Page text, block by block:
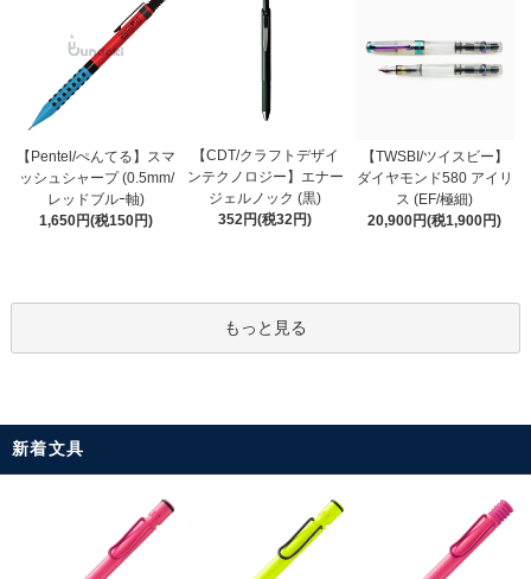
【Pentel/ぺんてる】スマ
ッシュシャープ (0.5mm/
レッドブルｰ軸)
1,650円(税150円)
【CDT/クラフトデザイ
ンテクノロジー】エナー
ジェルノック (黒)
352円(税32円)
【TWSBI/ツイスビー】
ダイヤモンド580 アイリ
ス (EF/極細)
20,900円(税1,900円)
もっと見る
新着文具